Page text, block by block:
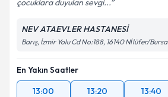
çocuklara duyulan sevgi...
NEV ATAEVLER HASTANESİ
Barış, İzmir Yolu Cd No:188, 16140 Ni̇lüfer/Bursa
En Yakın Saatler
13:00
13:20 13:40